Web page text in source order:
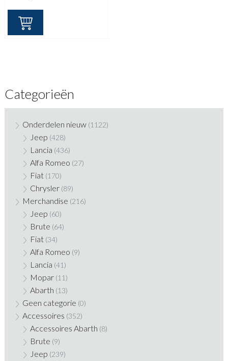
Categorieën
Onderdelen nieuw (1122)
Jeep (428)
Lancia (436)
Alfa Romeo (27)
Fiat (170)
Chrysler (89)
Merchandise (216)
Jeep (60)
Brute (64)
Fiat (34)
Alfa Romeo (9)
Lancia (41)
Mopar (11)
Abarth (13)
Geen categorie (0)
Accessoires (352)
Accessoires Abarth (8)
Brute (9)
Jeep (239)